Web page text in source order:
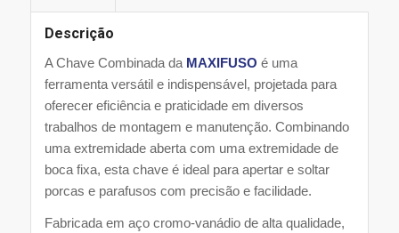
Descrição
A Chave Combinada da MAXIFUSO é uma
ferramenta versátil e indispensável, projetada para
oferecer eficiência e praticidade em diversos
trabalhos de montagem e manutenção. Combinando
uma extremidade aberta com uma extremidade de
boca fixa, esta chave é ideal para apertar e soltar
porcas e parafusos com precisão e facilidade.
Fabricada em aço cromo-vanádio de alta qualidade,